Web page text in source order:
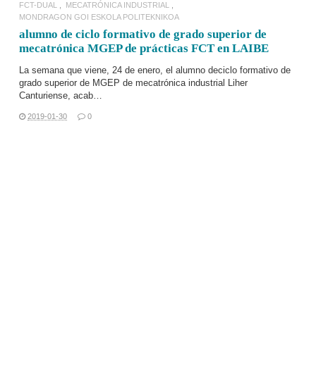
FCT-DUAL
MECATRÓNICA INDUSTRIAL
MONDRAGON GOI ESKOLA POLITEKNIKOA
alumno de ciclo formativo de grado superior de
mecatrónica MGEP de prácticas FCT en LAIBE
La semana que viene, 24 de enero, el alumno deciclo formativo de
grado superior de MGEP de mecatrónica industrial Liher
Canturiense, acab…
2019-01-30 0